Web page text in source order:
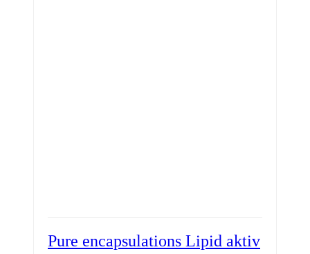
Pure encapsulations Lipid aktiv